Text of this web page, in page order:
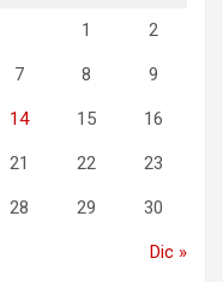
1 2
7 8 9
14 15 16
21 22 23
28 29 30
Dic »